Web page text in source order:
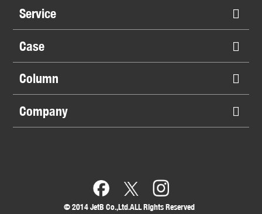
Service
Case
Column
Company
©︎ 2014 JetB Co.,Ltd.ALL Rights Reserved